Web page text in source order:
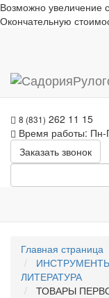
Возможно увеличение
Окончательную
8 (831) 262 11 15
Время работы: Пн-
Заказать звонок
Главная страница
ЛИТЕРАТУРА
ТОВАРЫ